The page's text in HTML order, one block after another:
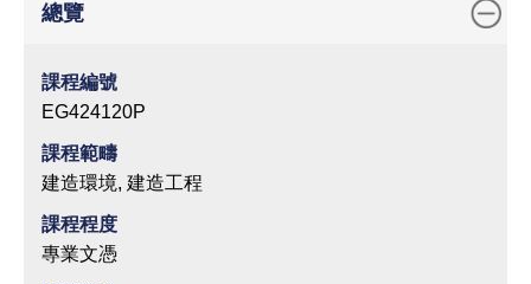
總覽
課程編號
EG424120P
課程範疇
建造環境, 建造工程
課程程度
專業文憑